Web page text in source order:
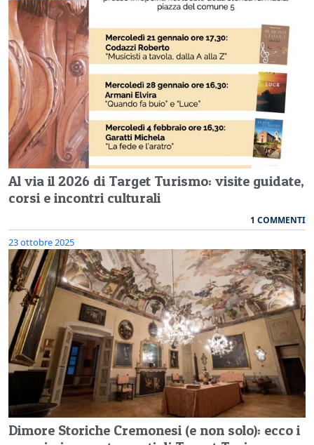
Al via il 2026 di Target Turismo: visite guidate,
corsi e incontri culturali
1 COMMENTI
23 ottobre 2025
Dimore Storiche Cremonesi (e non solo): ecco i